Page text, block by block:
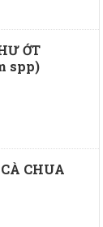
ỚT
spp)
CHUA